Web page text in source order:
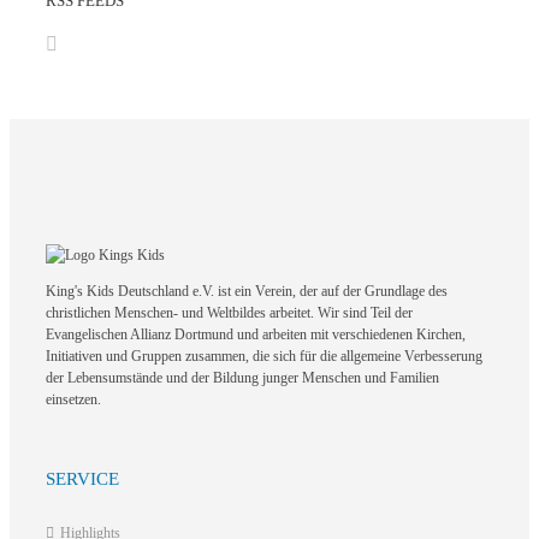
King's Kids Deutschland e.V. ist ein Verein, der auf der Grundlage des
christlichen Menschen- und Weltbildes arbeitet. Wir sind Teil der
Evangelischen Allianz Dortmund und arbeiten mit verschiedenen Kirchen,
Initiativen und Gruppen zusammen, die sich für die allgemeine Verbesserung
der Lebensumstände und der Bildung junger Menschen und Familien
einsetzen.
SERVICE
Highlights